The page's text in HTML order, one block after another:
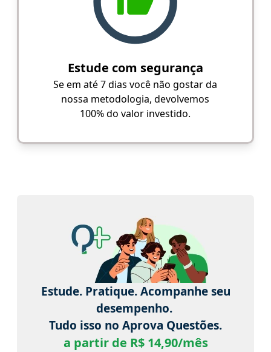
Estude com segurança
Se em até 7 dias você não gostar da
nossa metodologia, devolvemos
100% do valor investido.
Estude. Pratique. Acompanhe seu
desempenho.
Tudo isso no Aprova Questões.
a partir de R$ 14,90/mês